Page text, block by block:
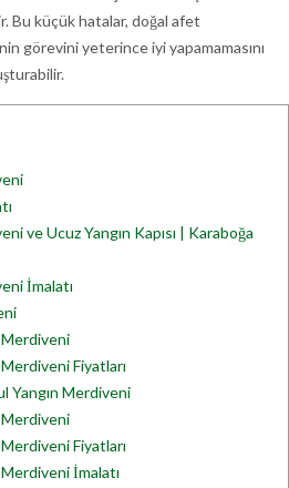
Bu küçük hatalar, doğal afet
görevini yeterince iyi yapamamasını
ve Ucuz Yangın Kapısı | Karaboğa
İmalatı
Merdiveni
Fiyatları
Yangın Merdiveni
Merdiveni
Fiyatları
İmalatı